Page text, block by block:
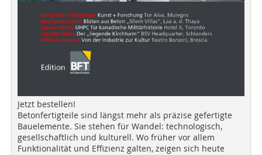
Jetzt bestellen!
Betonfertigteile sind längst mehr als präzise gefertigte
Bauelemente. Sie stehen für Wandel: technologisch,
gesellschaftlich und kulturell. Wo früher vor allem
Funktionalität und Effizienz galten, zeigen sich heute